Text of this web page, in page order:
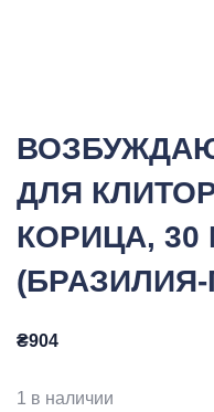
ДЛЯ
КОРИЦА, 30
₴904
1 в наличии